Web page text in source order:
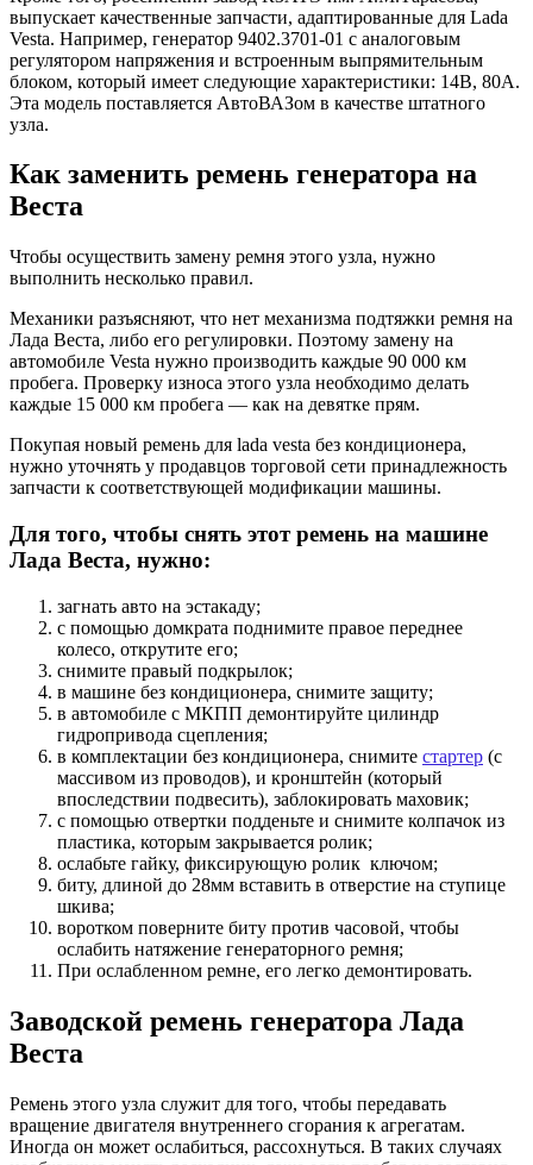
выпускает качественные запчасти, адаптированные для Lada
Vesta. Например, генератор 9402.3701-01 с аналоговым
регулятором напряжения и встроенным выпрямительным
блоком, который имеет следующие характеристики: 14В, 80А.
Эта модель поставляется АвтоВАЗом в качестве штатного
узла.
Как заменить ремень генератора на
Веста
Чтобы осуществить замену ремня этого узла, нужно
выполнить несколько правил.
Механики разъясняют, что нет механизма подтяжки ремня на
Лада Веста, либо его регулировки. Поэтому замену на
автомобиле Vesta нужно производить каждые 90 000 км
пробега. Проверку износа этого узла необходимо делать
каждые 15 000 км пробега — как на девятке прям.
Покупая новый ремень для lada vesta без кондиционера,
нужно уточнять у продавцов торговой сети принадлежность
запчасти к соответствующей модификации машины.
Для того, чтобы снять этот ремень на машине
Лада Веста, нужно:
загнать авто на эстакаду;
с помощью домкрата поднимите правое переднее
колесо, открутите его;
снимите правый подкрылок;
в машине без кондиционера, снимите защиту;
в автомобиле с МКПП демонтируйте цилиндр
гидропривода сцепления;
в комплектации без кондиционера, снимите стартер (с
массивом из проводов), и кронштейн (который
впоследствии подвесить), заблокировать маховик;
с помощью отвертки подденьте и снимите колпачок из
пластика, которым закрывается ролик;
ослабьте гайку, фиксирующую ролик ключом;
биту, длиной до 28мм вставить в отверстие на ступице
шкива;
воротком поверните биту против часовой, чтобы
ослабить натяжение генераторного ремня;
При ослабленном ремне, его легко демонтировать.
Заводской ремень генератора Лада
Веста
Ремень этого узла служит для того, чтобы передавать
вращение двигателя внутреннего сгорания к агрегатам.
Иногда он может ослабиться, рассохнуться. В таких случаях